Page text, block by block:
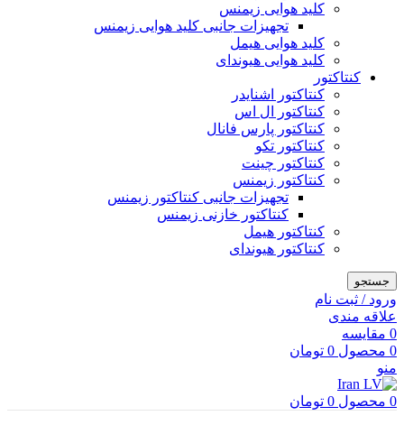
کلید هوایی زیمنس
تجهیزات جانبی کلید هوایی زیمنس
کلید هوایی هیمل
کلید هوایی هیوندای
کنتاکتور
کنتاکتور اشنایدر
کنتاکتور ال اس
کنتاکتور پارس فانال
کنتاکتور تکو
کنتاکتور چینت
کنتاکتور زیمنس
تجهیزات جانبی کنتاکتور زیمنس
کنتاکتور خازنی زیمنس
کنتاکتور هیمل
کنتاکتور هیوندای
جستجو
ورود / ثبت نام
علاقه مندی
0 مقایسه
0 محصول 0 تومان
منو
0 محصول 0 تومان